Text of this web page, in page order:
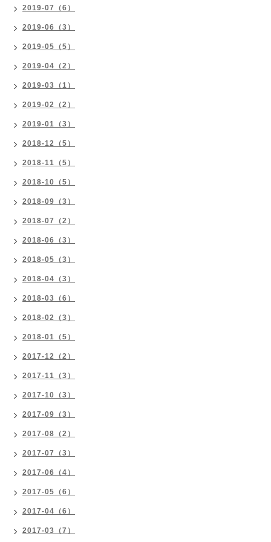
2019-07（6）
2019-06（3）
2019-05（5）
2019-04（2）
2019-03（1）
2019-02（2）
2019-01（3）
2018-12（5）
2018-11（5）
2018-10（5）
2018-09（3）
2018-07（2）
2018-06（3）
2018-05（3）
2018-04（3）
2018-03（6）
2018-02（3）
2018-01（5）
2017-12（2）
2017-11（3）
2017-10（3）
2017-09（3）
2017-08（2）
2017-07（3）
2017-06（4）
2017-05（6）
2017-04（6）
2017-03（7）